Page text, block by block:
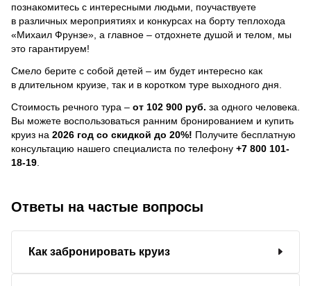
познакомитесь с интересными людьми, поучаствуете
в различных мероприятиях и конкурсах на борту теплохода
«Михаил Фрунзе», а главное – отдохнете душой и телом, мы
это гарантируем!
Смело берите с собой детей – им будет интересно как
в длительном круизе, так и в коротком туре выходного дня.
Стоимость речного тура – от 102 900 руб. за одного человека.
Вы можете воспользоваться ранним бронированием и купить
круиз на 2026 год со скидкой до 20%! Получите бесплатную
консультацию нашего специалиста по телефону +7 800 101-
18-19
Ответы на частые вопросы
Как забронировать круиз